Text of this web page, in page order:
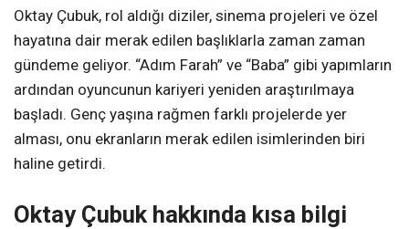
Oktay Çubuk, rol aldığı diziler, sinema projeleri ve özel
hayatına dair merak edilen başlıklarla zaman zaman
gündeme geliyor. “Adım Farah” ve “Baba” gibi yapımların
ardından oyuncunun kariyeri yeniden araştırılmaya
başladı. Genç yaşına rağmen farklı projelerde yer
alması, onu ekranların merak edilen isimlerinden biri
haline getirdi.
Oktay Çubuk hakkında kısa bilgi